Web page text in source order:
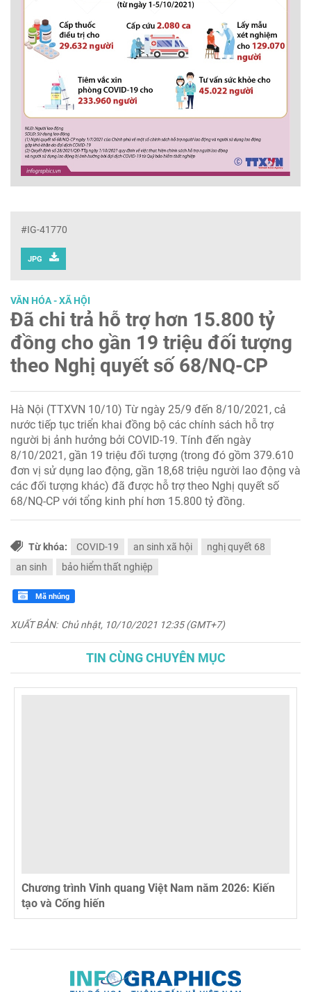
#IG-41770
JPG
VĂN HÓA - XÃ HỘI
Đã chi trả hỗ trợ hơn 15.800 tỷ
đồng cho gần 19 triệu đối tượng
theo Nghị quyết số 68/NQ-CP
Hà Nội (TTXVN 10/10) Từ ngày 25/9 đến 8/10/2021, cả
nước tiếp tục triển khai đồng bộ các chính sách hỗ trợ
người bị ảnh hưởng bởi COVID-19. Tính đến ngày
8/10/2021, gần 19 triệu đối tượng (trong đó gồm 379.610
đơn vị sử dụng lao động, gần 18,68 triệu người lao động và
các đối tượng khác) đã được hỗ trợ theo Nghị quyết số
68/NQ-CP với tổng kinh phí hơn 15.800 tỷ đồng.
Từ khóa: COVID-19 an sinh xã hội
nghị quyết 68
an sinh
bảo hiểm thất nghiệp
Mã nhúng
XUẤT BẢN: Chủ nhật, 10/10/2021 12:35 (GMT+7)
TIN CÙNG CHUYÊN MỤC
Chương trình Vinh quang Việt Nam năm 2026: Kiến
tạo và Cống hiến